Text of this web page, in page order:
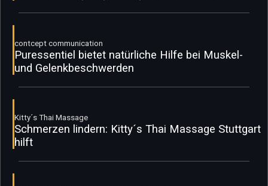
contcept communication
Puressentiel bietet natürliche Hilfe bei Muskel-
und Gelenkbeschwerden
Kitty´s Thai Massage
Schmerzen lindern: Kitty´s Thai Massage Stuttgart
hilft